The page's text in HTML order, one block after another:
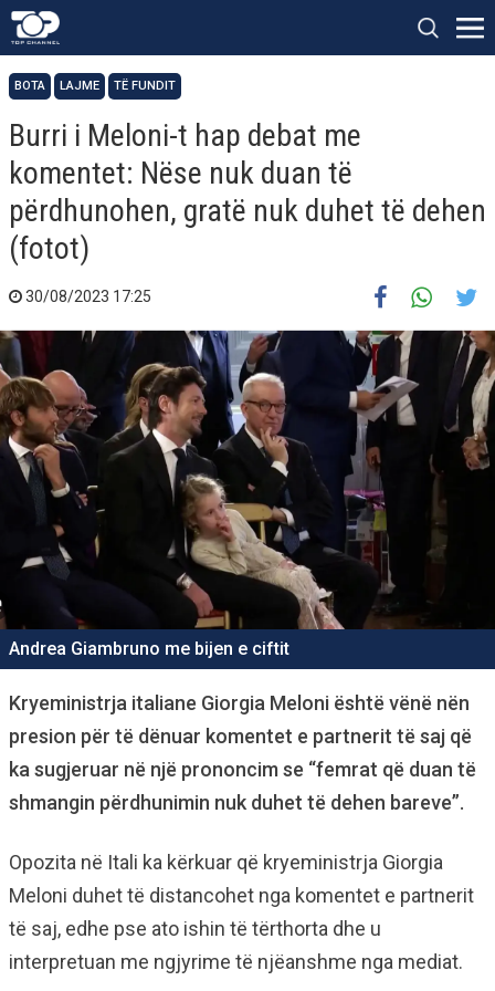
BOTA LAJME TË FUNDIT
Burri i Meloni-t hap debat me
komentet: Nëse nuk duan të
përdhunohen, gratë nuk duhet të dehen
(fotot)
30/08/2023 17:25
Andrea Giambruno me bijen e ciftit
Kryeministrja italiane Giorgia Meloni është vënë nën
presion për të dënuar komentet e partnerit të saj që
ka sugjeruar në një prononcim se “femrat që duan të
shmangin përdhunimin nuk duhet të dehen bareve”.
Opozita në Itali ka kërkuar që kryeministrja Giorgia
Meloni duhet të distancohet nga komentet e partnerit
të saj, edhe pse ato ishin të tërthorta dhe u
interpretuan me ngjyrime të njëanshme nga mediat.